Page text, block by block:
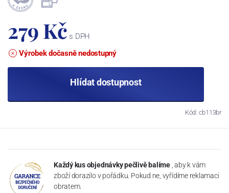
279 Kč s DPH
Výrobek dočasně nedostupný
Hlídat dostupnost
Kód: cb113br
Každý kus objednávky pečlivě balíme , aby k vám
zboží dorazilo v pořádku. Pokud ne, vyřídíme reklamaci
obratem.